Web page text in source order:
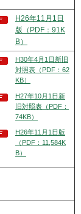
H26年11月1日
版（PDF：91K
B）
H30年4月1日新旧
対照表（PDF：62
KB）
H27年10月1日新
旧対照表（PDF：
74KB）
H26年11月1日版
（PDF：11,584K
B）